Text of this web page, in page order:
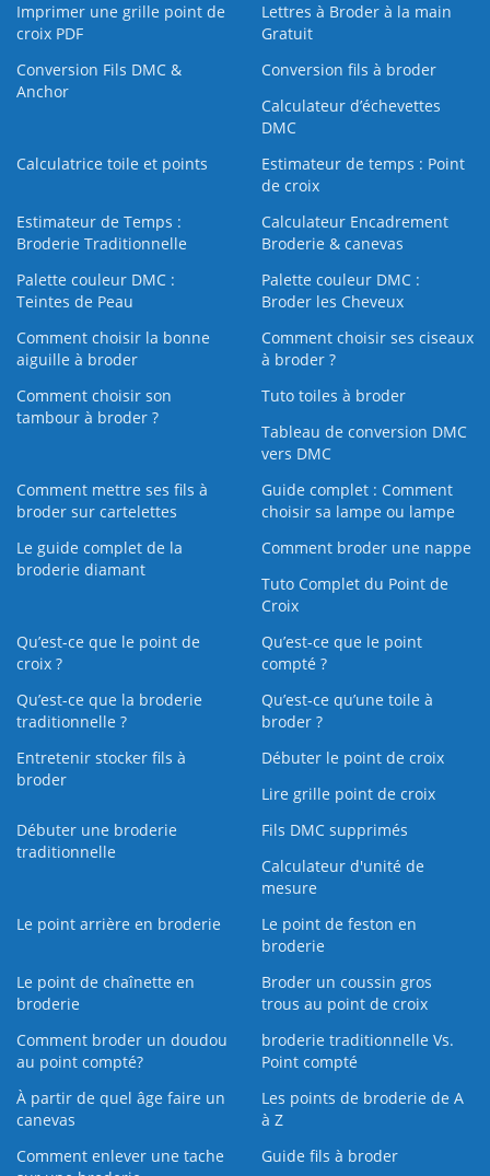
Imprimer une grille point de
croix PDF
Lettres à Broder à la main
Gratuit
Conversion Fils DMC &
Anchor
Conversion fils à broder
Calculateur d’échevettes
DMC
Calculatrice toile et points
Estimateur de temps : Point
de croix
Estimateur de Temps :
Broderie Traditionnelle
Calculateur Encadrement
Broderie & canevas
Palette couleur DMC :
Teintes de Peau
Palette couleur DMC :
Broder les Cheveux
Comment choisir la bonne
aiguille à broder
Comment choisir ses ciseaux
à broder ?
Comment choisir son
tambour à broder ?
Tuto toiles à broder
Tableau de conversion DMC
vers DMC
Comment mettre ses fils à
broder sur cartelettes
Guide complet : Comment
choisir sa lampe ou lampe
Le guide complet de la
broderie diamant
Comment broder une nappe
Tuto Complet du Point de
Croix
Qu’est-ce que le point de
croix ?
Qu’est-ce que le point
compté ?
Qu’est-ce que la broderie
traditionnelle ?
Qu’est‑ce qu’une toile à
broder ?
Entretenir stocker fils à
broder
Débuter le point de croix
Lire grille point de croix
Débuter une broderie
traditionnelle
Fils DMC supprimés
Calculateur d'unité de
mesure
Le point arrière en broderie
Le point de feston en
broderie
Le point de chaînette en
broderie
Broder un coussin gros
trous au point de croix
Comment broder un doudou
au point compté?
broderie traditionnelle Vs.
Point compté
À partir de quel âge faire un
canevas
Les points de broderie de A
à Z
Comment enlever une tache
Guide fils à broder